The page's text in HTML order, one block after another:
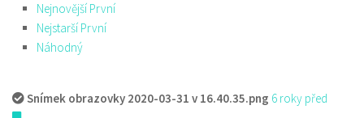
Nejnovější První
Nejstarší První
Náhodný
Snímek obrazovky 2020-03-31 v 16.40.35.png 6 roky před